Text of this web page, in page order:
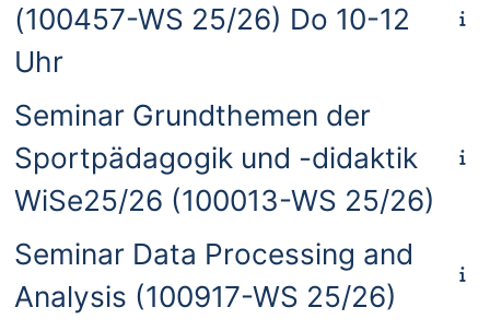
(100457-WS 25/26) Do 10-12
Uhr
Seminar Grundthemen der
Sportpädagogik und -didaktik
WiSe25/26 (100013-WS 25/26)
Seminar Data Processing and
Analysis (100917-WS 25/26)